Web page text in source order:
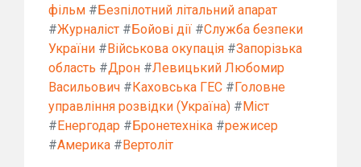
фільм # Безпілотний літальний апарат
#Журналіст # Бойові дії #Служба безпеки
України # Військова окупація #Запорізька
область #Дрон #Левицький Любомир
Васильович # Каховська ГЕС # Головне
управління розвідки (Україна) # Міст
# Енергодар # Бронетехніка #режисер
#Америка # Вертоліт